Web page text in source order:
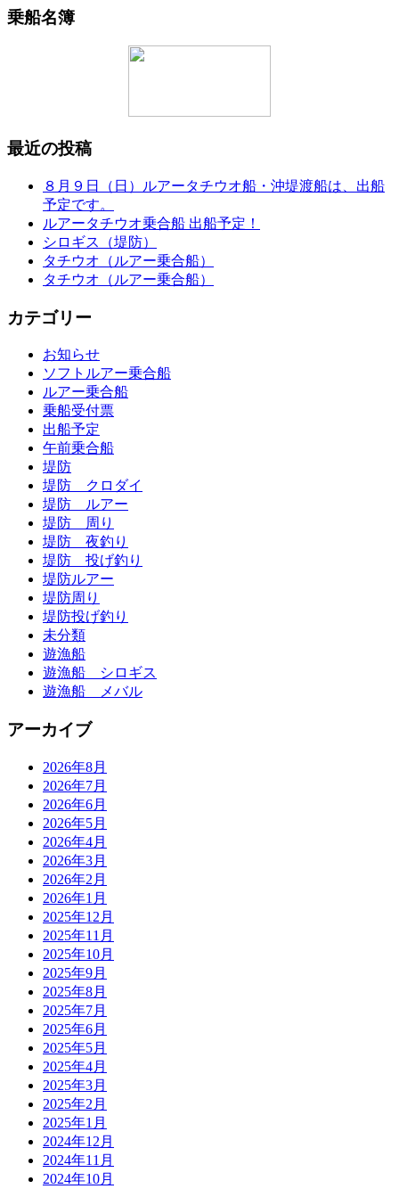
乗船名簿
最近の投稿
８月９日（日）ルアータチウオ船・沖堤渡船は、出船
予定です。
ルアータチウオ乗合船 出船予定！
シロギス（堤防）
タチウオ（ルアー乗合船）
タチウオ（ルアー乗合船）
カテゴリー
お知らせ
ソフトルアー乗合船
ルアー乗合船
乗船受付票
出船予定
午前乗合船
堤防
堤防 クロダイ
堤防 ルアー
堤防 周り
堤防 夜釣り
堤防 投げ釣り
堤防ルアー
堤防周り
堤防投げ釣り
未分類
遊漁船
遊漁船 シロギス
遊漁船 メバル
アーカイブ
2026年8月
2026年7月
2026年6月
2026年5月
2026年4月
2026年3月
2026年2月
2026年1月
2025年12月
2025年11月
2025年10月
2025年9月
2025年8月
2025年7月
2025年6月
2025年5月
2025年4月
2025年3月
2025年2月
2025年1月
2024年12月
2024年11月
2024年10月